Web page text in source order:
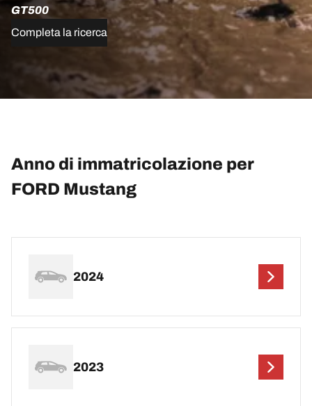
GT500
Completa la ricerca
Anno di immatricolazione per
FORD Mustang
2024
2023